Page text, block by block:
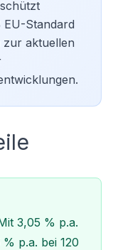
EU-Standard
aktuellen
.
3,05 % p.a.
p.a. bei 120